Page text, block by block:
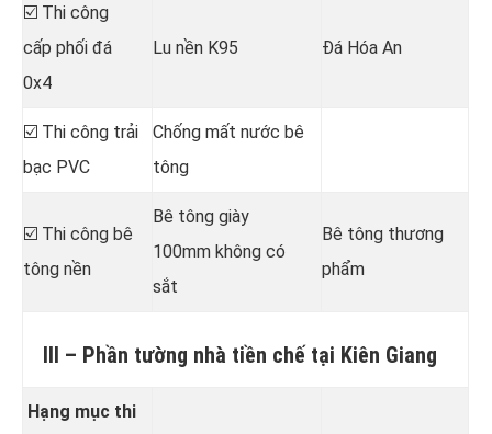
☑️ Thi công
cấp phối đá
0x4
Lu nền K95 Đá Hóa An
☑️ Thi công trải
bạc PVC
Chống mất nước bê
tông
☑️ Thi công bê
tông nền
Bê tông giày
100mm không có
sắt
Bê tông thương
phẩm
III – Phần tường nhà tiền chế tại Kiên Giang
Hạng mục thi